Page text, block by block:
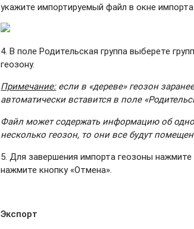
укажите импортируемый файл в окне импорта.
4. В поле Родительская группа выберете
геозону.
Примечание:если в «дереве» геозон
автоматически вставится в поле
Файл может содержать информацию об
несколько геозон, то они все будут
5. Для завершения импорта геозоны
нажмите кнопку «Отмена».
Экспорт